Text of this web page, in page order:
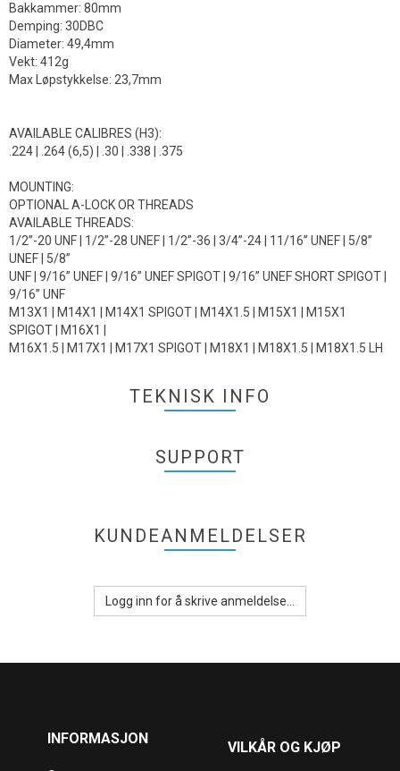
Bakkammer: 80mm
Demping: 30DBC
Diameter: 49,4mm
Vekt: 412g
Max Løpstykkelse: 23,7mm
AVAILABLE CALIBRES (H3):
.224 | .264 (6,5) | .30 | .338 | .375
MOUNTING:
OPTIONAL A-LOCK OR THREADS
AVAILABLE THREADS:
1/2”-20 UNF | 1/2”-28 UNEF | 1/2”-36 | 3/4”-24 | 11/16” UNEF | 5/8”
UNEF | 5/8”
UNF | 9/16” UNEF | 9/16” UNEF SPIGOT | 9/16” UNEF SHORT SPIGOT |
9/16” UNF
M13X1 | M14X1 | M14X1 SPIGOT | M14X1.5 | M15X1 | M15X1
SPIGOT | M16X1 |
M16X1.5 | M17X1 | M17X1 SPIGOT | M18X1 | M18X1.5 | M18X1.5 LH
TEKNISK INFO
SUPPORT
KUNDEANMELDELSER
Logg inn for å skrive anmeldelse...
INFORMASJON
VILKÅR OG KJØP